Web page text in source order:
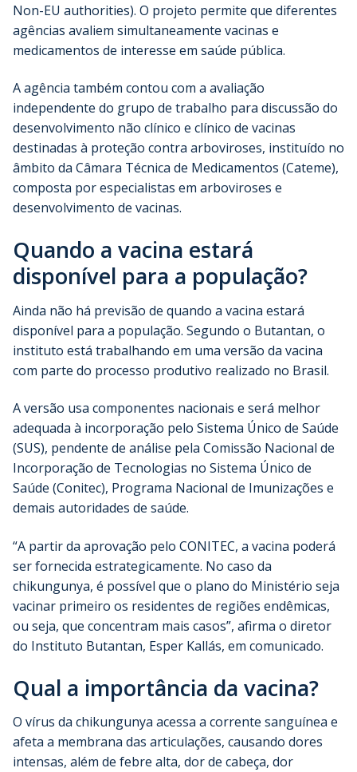
Non-EU authorities). O projeto permite que diferentes
agências avaliem simultaneamente vacinas e
medicamentos de interesse em saúde pública.
A agência também contou com a avaliação
independente do grupo de trabalho para discussão do
desenvolvimento não clínico e clínico de vacinas
destinadas à proteção contra arboviroses, instituído no
âmbito da Câmara Técnica de Medicamentos (Cateme),
composta por especialistas em arboviroses e
desenvolvimento de vacinas.
Quando a vacina estará
disponível para a população?
Ainda não há previsão de quando a vacina estará
disponível para a população. Segundo o Butantan, o
instituto está trabalhando em uma versão da vacina
com parte do processo produtivo realizado no Brasil.
A versão usa componentes nacionais e será melhor
adequada à incorporação pelo Sistema Único de Saúde
(SUS), pendente de análise pela Comissão Nacional de
Incorporação de Tecnologias no Sistema Único de
Saúde (Conitec), Programa Nacional de Imunizações e
demais autoridades de saúde.
“A partir da aprovação pelo CONITEC, a vacina poderá
ser fornecida estrategicamente. No caso da
chikungunya, é possível que o plano do Ministério seja
vacinar primeiro os residentes de regiões endêmicas,
ou seja, que concentram mais casos”, afirma o diretor
do Instituto Butantan, Esper Kallás, em comunicado.
Qual a importância da vacina?
O vírus da chikungunya acessa a corrente sanguínea e
afeta a membrana das articulações, causando dores
intensas, além de febre alta, dor de cabeça, dor